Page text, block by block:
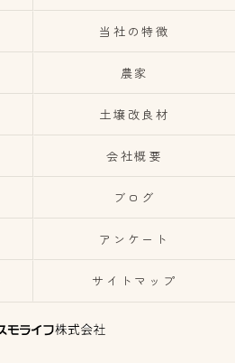
当社の特徴
農家
土壌改良材
会社概要
ブログ
アンケート
サイトマップ